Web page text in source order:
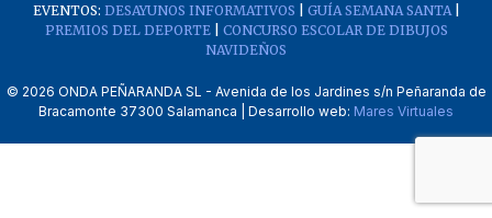
EVENTOS: DESAYUNOS INFORMATIVOS GUÍA SEMANA SANTA|
PREMIOS DEL DEPORTE| CONCURSO ESCOLAR DE DIBUJOS
NAVIDEÑOS
© 2026 ONDA PEÑARANDA SL - Avenida de los Jardines s/n Peñaranda de
Bracamonte 37300 Salamanca | Desarrollo web: Mares Virtuales